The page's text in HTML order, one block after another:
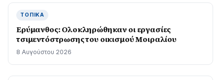
ΤΟΠΙΚΆ
Ερύμανθος: Ολοκληρώθηκαν οι εργασίες
τσιμεντόστρωσης του οικισμού Μοιραλίου
8 Αυγούστου 2026